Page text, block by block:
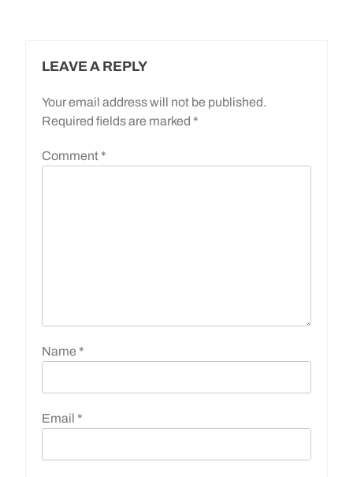
LEAVE A REPLY
Your email address will not be published.
Required fields are marked *
Comment *
Name *
Email *